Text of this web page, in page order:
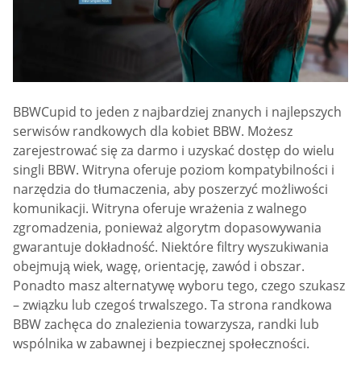
BBWCupid to jeden z najbardziej znanych i najlepszych
serwisów randkowych dla kobiet BBW. Możesz
zarejestrować się za darmo i uzyskać dostęp do wielu
singli BBW. Witryna oferuje poziom kompatybilności i
narzędzia do tłumaczenia, aby poszerzyć możliwości
komunikacji. Witryna oferuje wrażenia z walnego
zgromadzenia, ponieważ algorytm dopasowywania
gwarantuje dokładność. Niektóre filtry wyszukiwania
obejmują wiek, wagę, orientację, zawód i obszar.
Ponadto masz alternatywę wyboru tego, czego szukasz
– związku lub czegoś trwalszego. Ta strona randkowa
BBW zachęca do znalezienia towarzysza, randki lub
wspólnika w zabawnej i bezpiecznej społeczności.